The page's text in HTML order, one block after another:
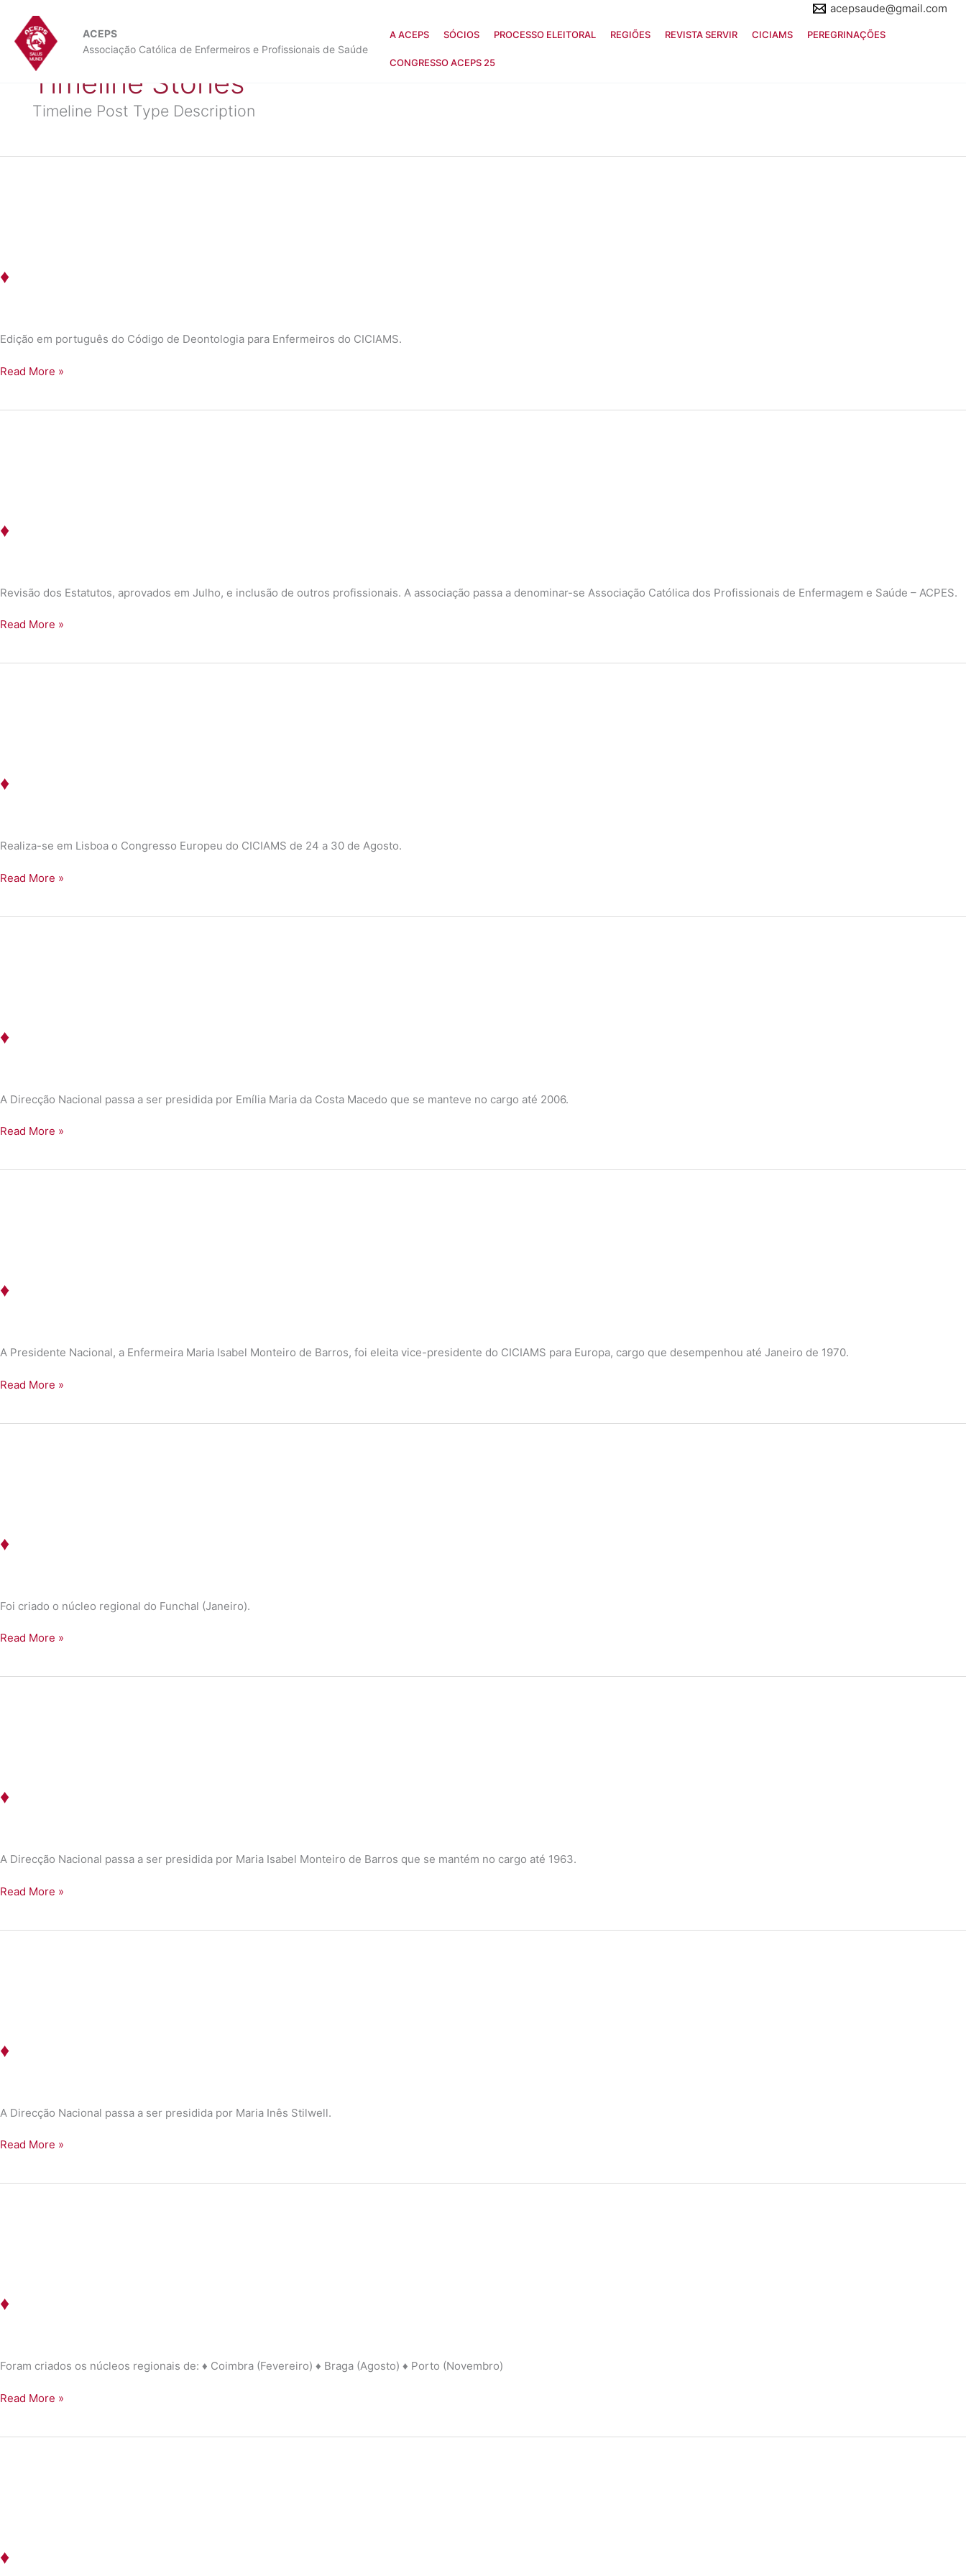
content
ACEPS
Associação Católica de Enfermeiros e Profissionais de Saúde
A ACEPS SÓCIOS PROCESSO ELEITORAL REGIÕES REVISTA SERVIR CICIAMS PEREGRINAÇÕES
CONGRESSO ACEPS 25
acepsaude@gmail.com
Timeline Stories
Timeline Post Type Description
♦
Edição em português do Código de Deontologia para Enfermeiros do CICIAMS.
♦Read More »
♦
Revisão dos Estatutos, aprovados em Julho, e inclusão de outros profissionais. A associação passa a denominar-se Associação Católica dos Profissionais de Enfermagem e Saúde – ACPES.
♦Read More »
♦
Realiza-se em Lisboa o Congresso Europeu do CICIAMS de 24 a 30 de Agosto.
♦Read More »
♦
A Direcção Nacional passa a ser presidida por Emília Maria da Costa Macedo que se manteve no cargo até 2006.
♦Read More »
♦
A Presidente Nacional, a Enfermeira Maria Isabel Monteiro de Barros, foi eleita vice-presidente do CICIAMS para Europa, cargo que desempenhou até Janeiro de 1970.
♦Read More »
♦
Foi criado o núcleo regional do Funchal (Janeiro).
♦Read More »
♦
A Direcção Nacional passa a ser presidida por Maria Isabel Monteiro de Barros que se mantém no cargo até 1963.
♦Read More »
♦
A Direcção Nacional passa a ser presidida por Maria Inês Stilwell.
♦Read More »
♦
Foram criados os núcleos regionais de: ♦ Coimbra (Fevereiro) ♦ Braga (Agosto) ♦ Porto (Novembro)
♦Read More »
♦